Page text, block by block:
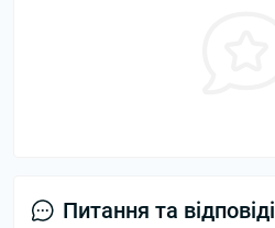
Питання та відповіді